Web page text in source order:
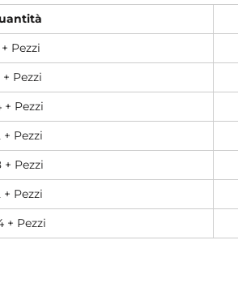
Pezzi
+ Pezzi
+ Pezzi
+ Pezzi
+ Pezzi
+ Pezzi
+ Pezzi